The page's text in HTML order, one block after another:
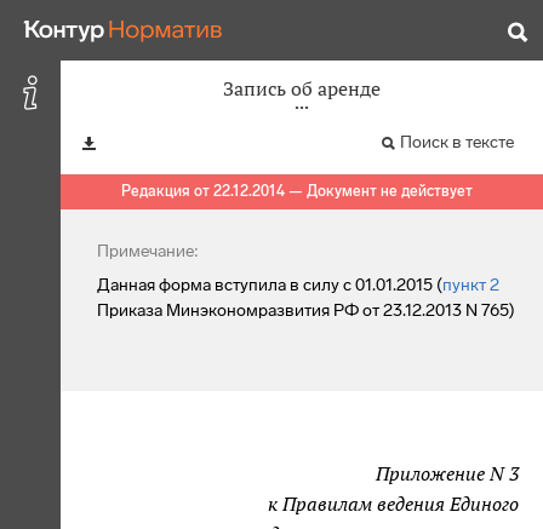
Запись об аренде
Поиск в тексте
Редакция от 22.12.2014 — Документ не действует
Примечание:
Данная форма вступила в силу с 01.01.2015 (пункт 2
Приказа Минэкономразвития РФ от 23.12.2013 N 765)
Приложение N 3
к Правилам ведения Единого